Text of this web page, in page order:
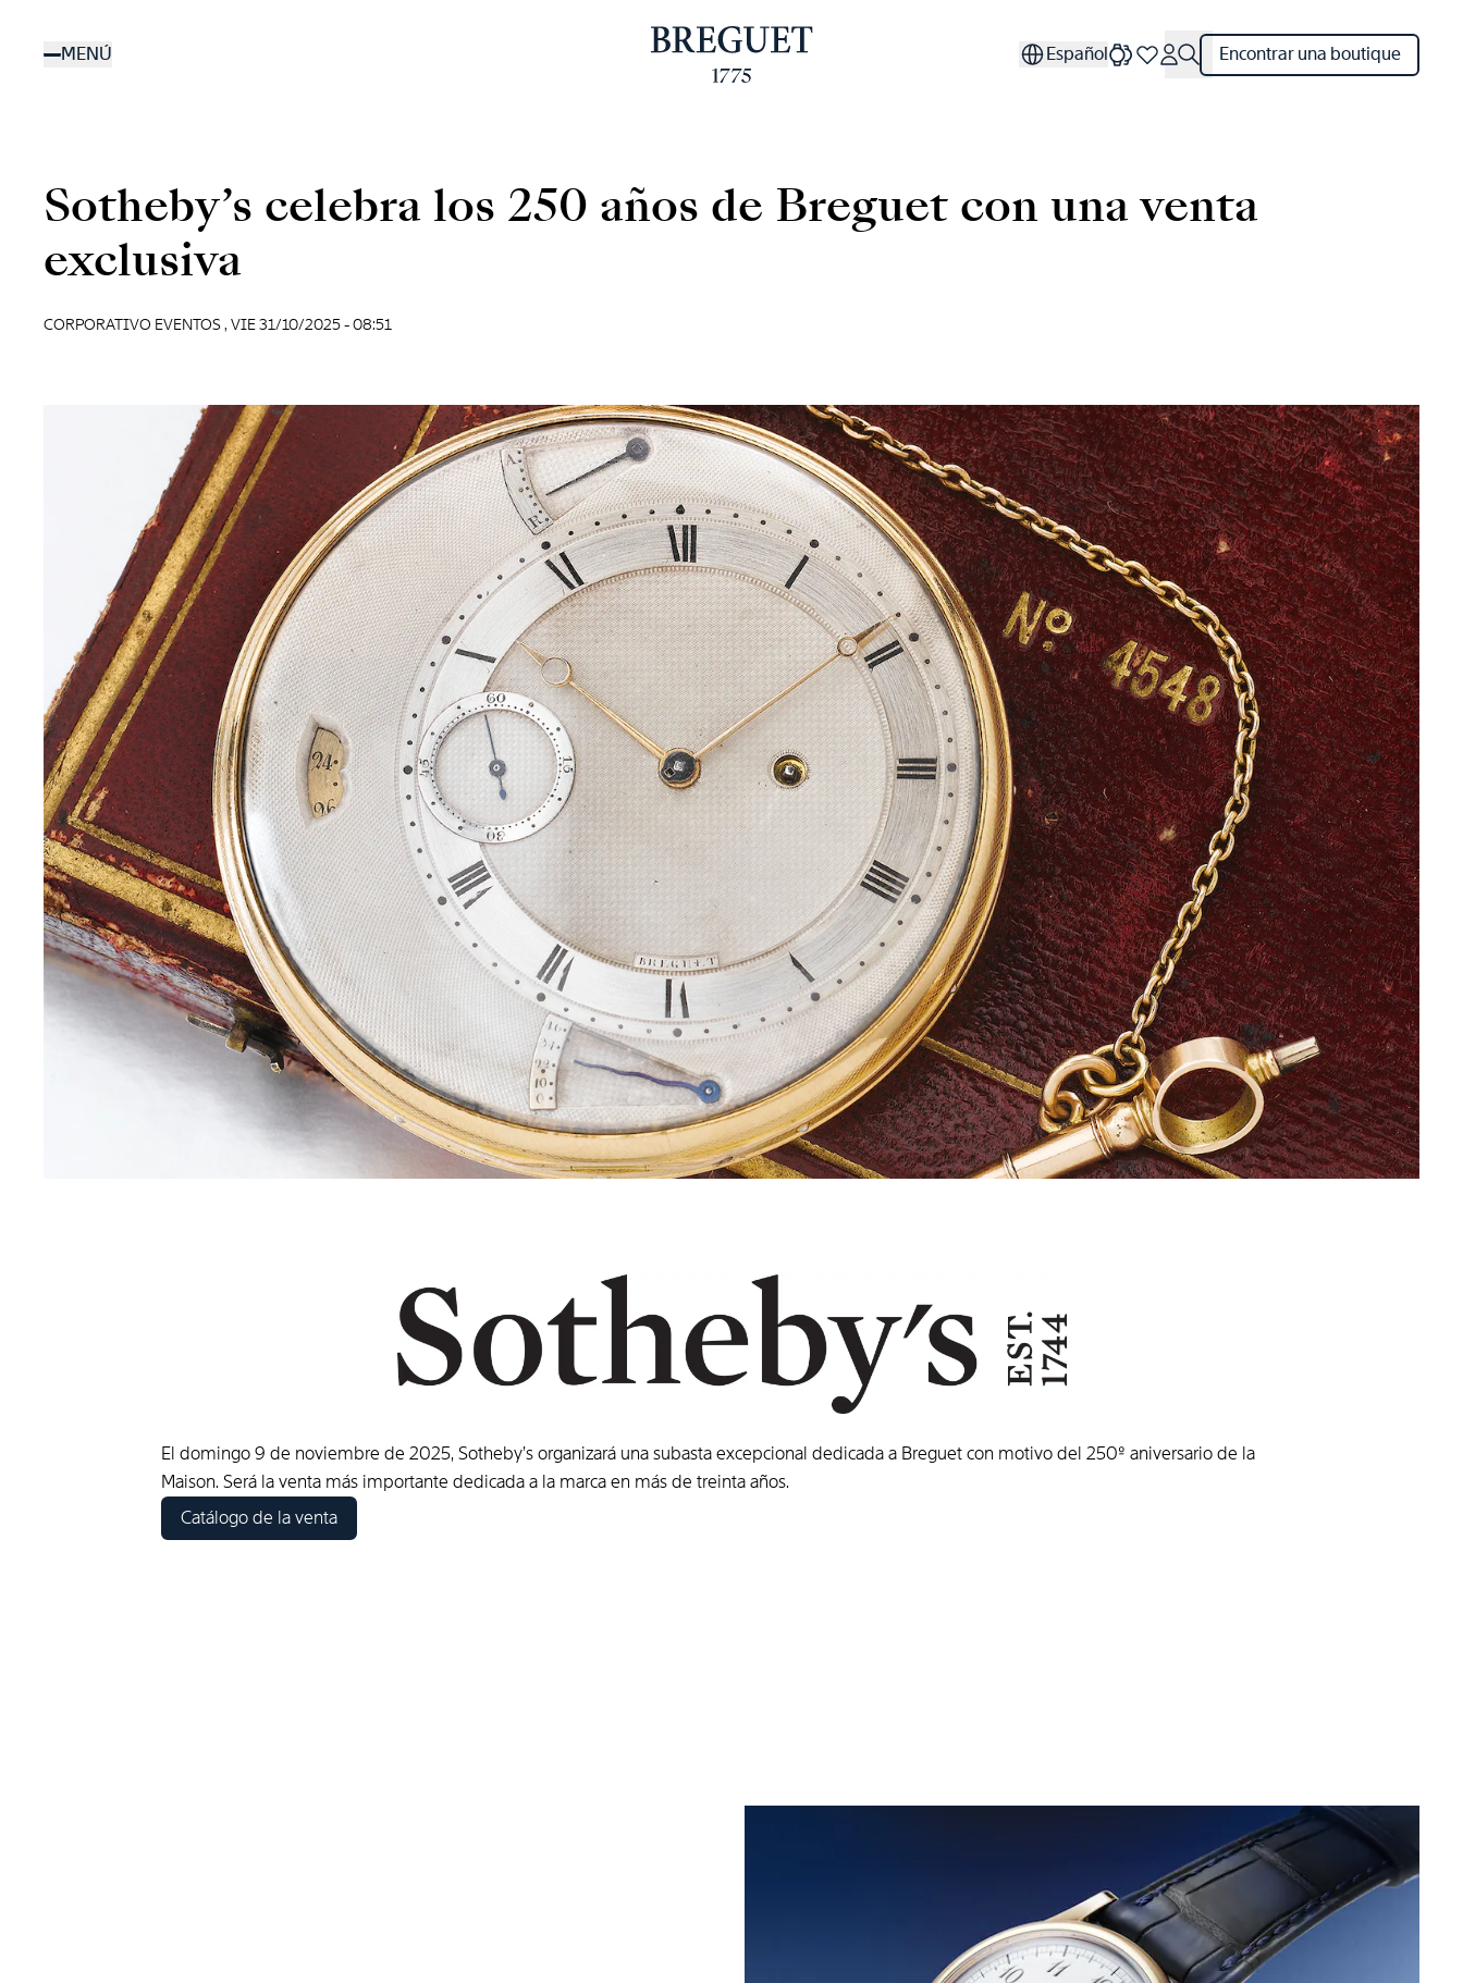
contenidoMENÚ Español Encontrar una boutique
Sotheby’s celebra los 250 años de Breguet con una venta
exclusiva
CORPORATIVO EVENTOS , VIE 31/10/2025 - 08:51
El domingo 9 de noviembre de 2025, Sotheby’s organizará una subasta excepcional dedicada a Breguet con motivo del 250º aniversario de la
Maison. Será la venta más importante dedicada a la marca en más de treinta años.
Catálogo de la venta